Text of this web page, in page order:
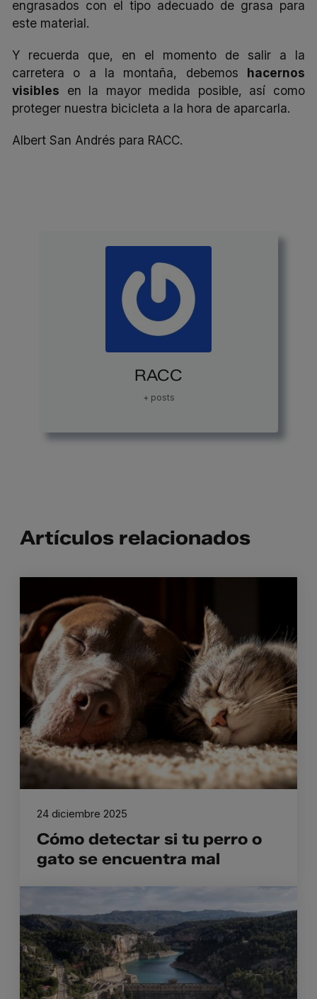
engrasados con el tipo adecuado de grasa para
este material.
Y recuerda que, en el momento de salir a la
carretera o a la montaña, debemos hacernos
visibles
en la mayor medida posible, así como
proteger nuestra bicicleta a la hora de aparcarla.
Albert San Andrés para RACC.
RACC
+ posts
Artículos relacionados
Cómo detectar si tu perro o
gato se encuentra mal
24 diciembre 2025